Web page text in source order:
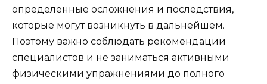
определенные осложнения и последствия,
которые могут возникнуть в дальнейшем.
Поэтому важно соблюдать рекомендации
специалистов и не заниматься активными
физическими упражнениями до полного